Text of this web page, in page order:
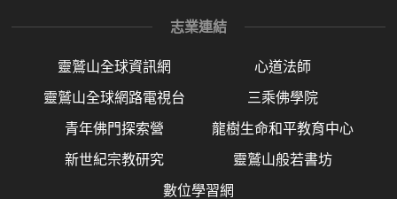
志業連結
靈鷲山全球資訊網 心道法師
靈鷲山全球網路電視台 三乘佛學院
青年佛門探索營 龍樹生命和平教育中心
新世紀宗教研究 靈鷲山般若書坊
數位學習網